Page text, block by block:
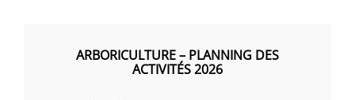
ARBORICULTURE – PLANNING DES
ACTIVITÉS 2026